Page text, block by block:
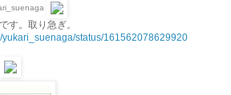
す。取り急ぎ。
yukari_suenaga/status/161562078629920